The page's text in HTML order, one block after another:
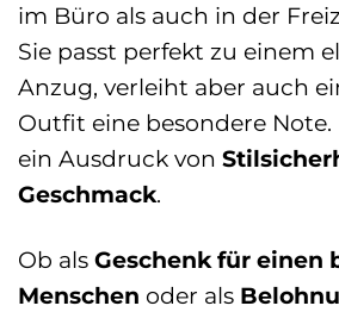
im Büro als auch in der
Sie passt perfekt zu einem
Anzug, verleiht aber auch
Outfit eine besondere Note.
ein Ausdruck von
Geschmack.
Ob als Geschenk für einen
Menschen oder als